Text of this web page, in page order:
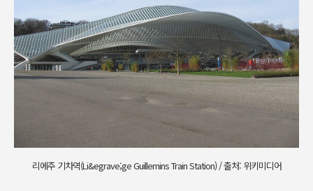
리에주 기차역(Li&egrave;ge Guillemins Train Station) / 출처: 위키미디어